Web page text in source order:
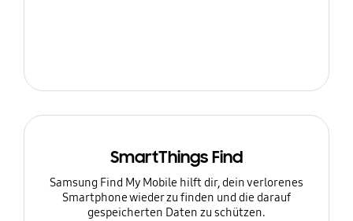
SmartThings Find
Samsung Find My Mobile hilft dir, dein verlorenes
Smartphone wieder zu finden und die darauf
gespeicherten Daten zu schützen.